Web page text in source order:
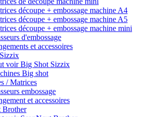
découpe + embossage machine A4
découpe + embossage machine A5
découpe + embossage machine mini
d'embossage
et accessoires
voir Big Shot Sizzix
Big shot
/ Matrices
embossage
et accessoires
Brother